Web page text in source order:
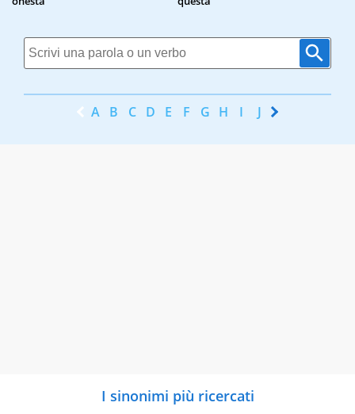
A B C D E F G H I J K
I sinonimi più ricercati